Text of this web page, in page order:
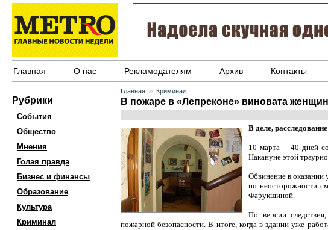
Главная О нас Рекламодателям Архив Контакты
Рубрики
События
Общество
Мнения
Голая правда
Бизнес и финансы
Образование
Культура
Криминал
Главная » Криминал
В пожаре в «Лепреконе» виновата
В деле,
10 марта – 40 дней
Накануне этой
Обвинение в оказании
по неосторожности
Фарукшиной.
По версии
пожарной безопасности. В итоге, когда в здании уже